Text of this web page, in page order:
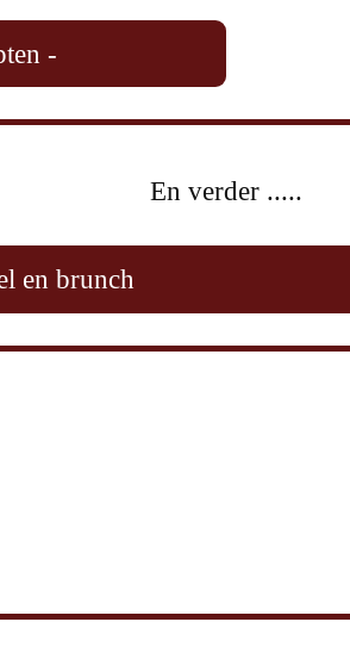
-
En verder .....
en brunch